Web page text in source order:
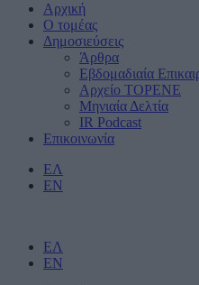
Αρχική
Ο τομέας
Δημοσιεύσεις
Άρθρα
Εβδομαδιαία
Αρχείο ΤΟΡΕΝΕ
Μηνιαία Δελτία
IR Podcast
Επικοινωνία
ΕΛ
EN
ΕΛ
EN